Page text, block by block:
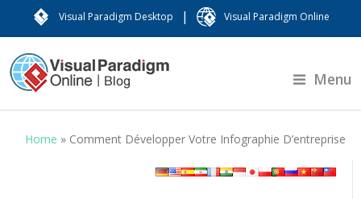
Visual Paradigm Desktop | Visual Paradigm Online
Menu
Home » Comment Développer Votre Infographie D’entreprise